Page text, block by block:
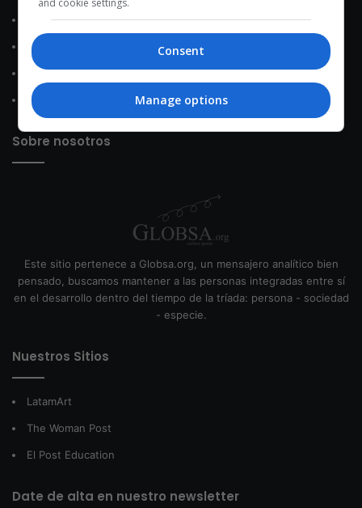
Sobre Nosotros
Contacto
Política de Privacidad
Política de Cookies
Sobre nosotros
Este sitio pertenece a Globsa.org, un mensajero analítico bien
pensado, buscamos mantener a las personas integradas entre sí
en el desarrollo dentro del tiempo de la tríada: persona - sociedad
- especie.
Nuestros Sitios
LatamArt
The Woman Post
El Post Education
Date de alta en nuestro newsletter
and cookie settings.
Consent
Manage options